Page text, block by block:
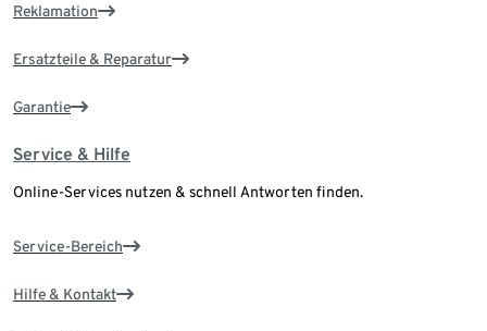
Reklamation
Ersatzteile & Reparatur
Garantie
Service & Hilfe
Online-Services nutzen & schnell Antworten finden.
Service-Bereich
Hilfe & Kontakt